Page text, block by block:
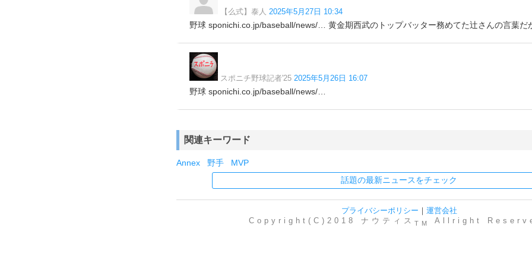
【么式】泰人 2025年5月27日 10:34
野球 sponichi.co.jp/baseball/news/… 黄金期西武のトップバッター務めてた辻さんの言葉だ
スポニチ野球記者'25 2025年5月26日 16:07
野球 sponichi.co.jp/baseball/news/…
関連キーワード
Annex 野手
MVP
話題の最新ニュースをチェック
プライバシーポリシー ｜ 運営会社
Copyright(C)2018 ナウティス TM Allright